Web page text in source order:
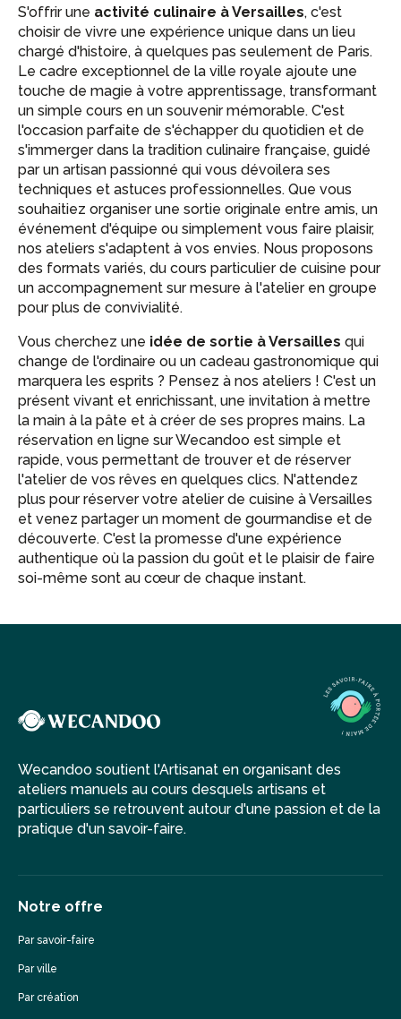
S'offrir une activité culinaire à Versailles, c'est
choisir de vivre une expérience unique dans un lieu
chargé d'histoire, à quelques pas seulement de Paris.
Le cadre exceptionnel de la ville royale ajoute une
touche de magie à votre apprentissage, transformant
un simple cours en un souvenir mémorable. C'est
l'occasion parfaite de s'échapper du quotidien et de
s'immerger dans la tradition culinaire française, guidé
par un artisan passionné qui vous dévoilera ses
techniques et astuces professionnelles. Que vous
souhaitiez organiser une sortie originale entre amis, un
événement d'équipe ou simplement vous faire plaisir,
nos ateliers s'adaptent à vos envies. Nous proposons
des formats variés, du cours particulier de cuisine pour
un accompagnement sur mesure à l'atelier en groupe
pour plus de convivialité.
Vous cherchez une idée de sortie à Versailles qui
change de l'ordinaire ou un cadeau gastronomique qui
marquera les esprits ? Pensez à nos ateliers ! C'est un
présent vivant et enrichissant, une invitation à mettre
la main à la pâte et à créer de ses propres mains. La
réservation en ligne sur Wecandoo est simple et
rapide, vous permettant de trouver et de réserver
l'atelier de vos rêves en quelques clics. N'attendez
plus pour réserver votre atelier de cuisine à Versailles
et venez partager un moment de gourmandise et de
découverte. C'est la promesse d'une expérience
authentique où la passion du goût et le plaisir de faire
soi-même sont au cœur de chaque instant.
Wecandoo soutient l'Artisanat en organisant des
ateliers manuels au cours desquels artisans et
particuliers se retrouvent autour d'une passion et de la
pratique d'un savoir-faire.
Notre offre
Par savoir-faire
Par ville
Par création